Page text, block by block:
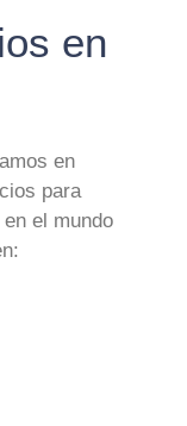
en
en
para
el mundo